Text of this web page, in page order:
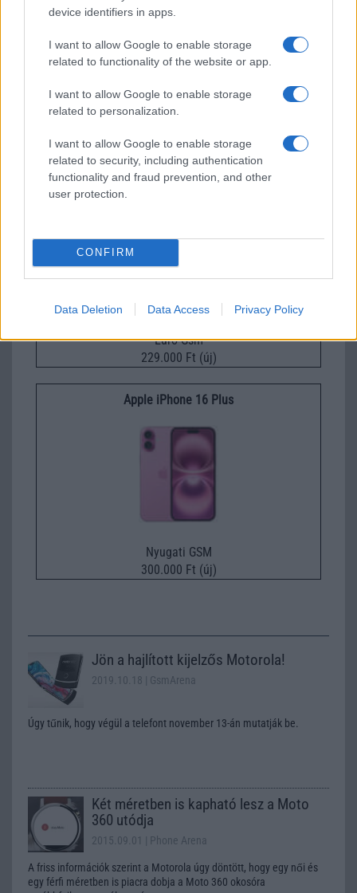
device identifiers in apps.
I want to allow Google to enable storage
related to functionality of the website or app.
I want to allow Google to enable storage
related to personalization.
I want to allow Google to enable storage
related to security, including authentication
functionality and fraud prevention, and other
user protection.
CONFIRM
Data Deletion Data Access Privacy Policy
245.000 Ft (új)
Apple iPhone 17e
Euro Gsm
229.000 Ft (új)
Apple iPhone 16 Plus
Nyugati GSM
300.000 Ft (új)
Jön a hajlított kijelzős Motorola!
2019.10.18 | GsmArena
Úgy tűnik, hogy végül a telefont november 13-án mutatják be.
Két méretben is kapható lesz a Moto
360 utódja
2015.09.01 | Phone Arena
A friss információk szerint a Motorola úgy döntött, hogy egy női és
egy férfi méretben is piacra dobja a Moto 360 okosóra